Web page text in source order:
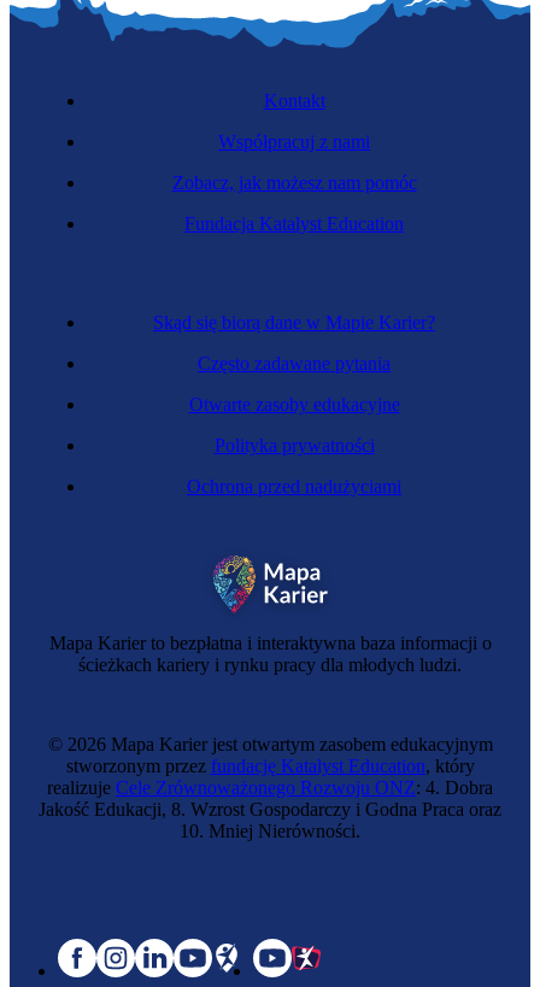
Inżynierka elektryczka
Inżynierka energetyki odnawialnej
Zawód regulowany
Inżynierka budowy mostów
Mapa Karier to bezpłatna i interaktywna baza informacji o
ścieżkach kariery i rynku pracy dla młodych ludzi.
Skąd się biorą dane w Mapie Karier?
Często zadawane pytania
Otwarte zasoby edukacyjne
Polityka prywatności
Ochrona przed nadużyciami
Kontakt
Współpracuj z nami
Zobacz, jak możesz nam pomóc
Fundacja Katalyst Education
© 2026 Mapa Karier jest otwartym zasobem edukacyjnym
stworzonym przez fundację Katalyst Education, który
realizuje Cele Zrównoważonego Rozwoju ONZ: 4. Dobra
Jakość Edukacji, 8. Wzrost Gospodarczy i Godna Praca oraz
10. Mniej Nierówności.